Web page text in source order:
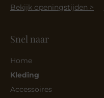
Bekijk openingstijden >
Snel naar
Home
Kleding
Accessoires